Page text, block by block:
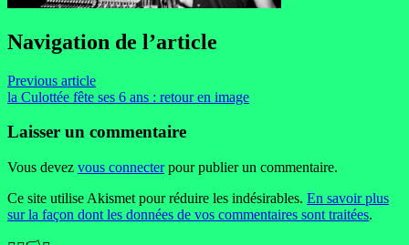
Navigation de l’article
Previous article
la Culottée fête ses 6 ans : retour en image
Laisser un commentaire
Vous devez vous connecterpour publier un commentaire.
Ce site utilise Akismet pour réduire les indésirables. En savoir plus
sur la façon dont les données de vos commentaires sont traitées.